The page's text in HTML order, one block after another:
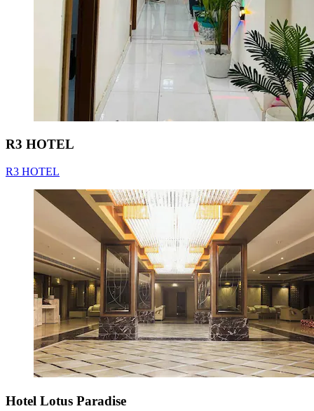
R3 HOTEL
R3 HOTEL
Hotel Lotus Paradise